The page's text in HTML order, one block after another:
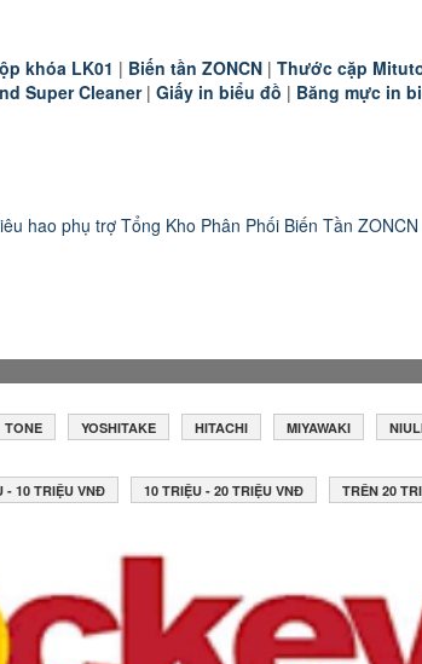
khóa LK01 | Biến tần ZONCN | Thước cặp
Super Cleaner| Giấy in biểu đồ | Băng mực in
hao phụ trợ Tổng Kho Phân Phối Biến Tần ZONCN
TONE YOSHITAKE HITACHI MIYAWAKI
- 10 TRIỆU VNĐ 10 TRIỆU - 20 TRIỆU VNĐ TRÊN 20